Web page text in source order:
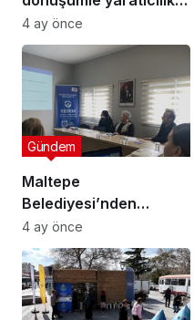
buluştu
4 ay önce
Maltepe
Belediyesi’nden
Muhtarlara Toplumsal
Cinsiyet Eşitliği
Semineri
Gündem
4 ay önce